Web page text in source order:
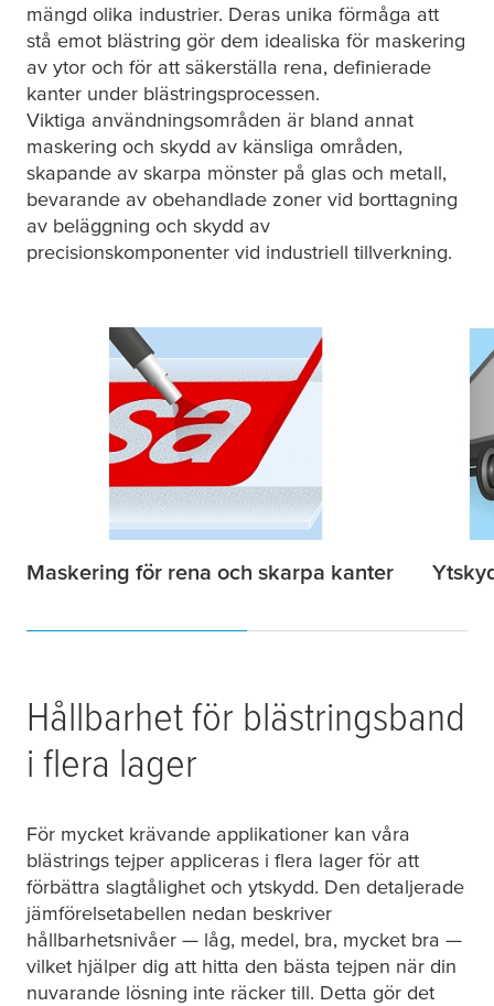
mängd olika industrier. Deras unika förmåga att
stå emot blästring gör dem idealiska för maskering
av ytor och för att säkerställa rena, definierade
kanter under blästringsprocessen.
Viktiga användningsområden är bland annat
maskering och skydd av känsliga områden,
skapande av skarpa mönster på glas och metall,
bevarande av obehandlade zoner vid borttagning
av beläggning och skydd av
precisionskomponenter vid industriell tillverkning.
Maskering för rena och skarpa kanter
Hållbarhet för blästringsband
i flera lager
För mycket krävande applikationer kan våra
blästrings tejper appliceras i flera lager för att
förbättra slagtålighet och ytskydd. Den detaljerade
jämförelsetabellen nedan beskriver
hållbarhetsnivåer — låg, medel, bra, mycket bra —
vilket hjälper dig att hitta den bästa tejpen när din
nuvarande lösning inte räcker till. Detta gör det